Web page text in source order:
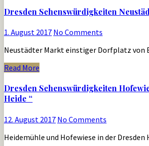
Dresden Sehenswürdigkeiten
1. August 2017 No Comments
Neustädter Markt einstiger Dorfplatz von
Read More
Dresden Sehenswürdigkeiten
Heide “
12. August 2017 No Comments
Heidemühle und Hofewiese in der Dresden